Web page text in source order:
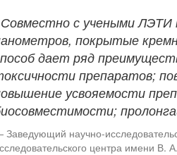
с учеными
покрытые
дает ряд
препаратов;
усвояемости
Заведующий научно-
центра имени В.